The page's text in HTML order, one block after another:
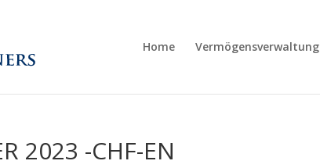
Home Vermögensverwaltung
2023 -CHF-EN